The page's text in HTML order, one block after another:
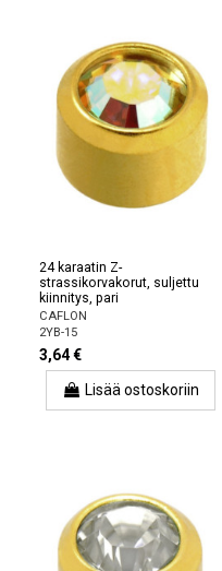
24 karaatin Z-
strassikorvakorut, suljettu
kiinnitys, pari
CAFLON
2YB-15
3,64 €
Lisää ostoskoriin